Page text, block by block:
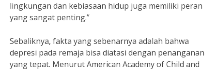
lingkungan dan kebiasaan hidup juga memiliki peran
yang sangat penting.”
Sebaliknya, fakta yang sebenarnya adalah bahwa
depresi pada remaja bisa diatasi dengan penanganan
yang tepat. Menurut American Academy of Child and